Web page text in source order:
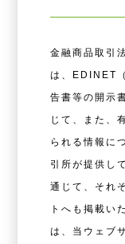
⾦融商品取引
は、EDINET
告書等の開⽰
じて、また、
られる情報に
引所が提供し
通じて、それ
トへも掲載い
は、当ウェブ